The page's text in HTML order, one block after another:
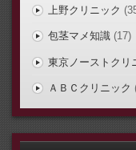
上野クリニック
包茎マメ知識(17)
東京ノーストクリ
ＡＢＣクリニック